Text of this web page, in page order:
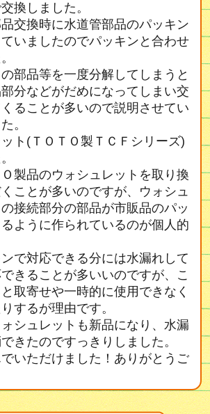
換しました。
品交換時に水道管部品のパッキン
いましたのでパッキンと合わせ
部品等を一度分解してしまうと
分などがだめになってしまい交
ることが多いので説明させてい
。
ト(ＴＯＴＯ製ＴＣＦシリーズ)
製品のウォシュレットを取り換
ことが多いのですが、ウォシュ
接続部分の部品が市販品のパッ
ように作られているのが個人的
で対応できる分には水漏れして
きることが多いいのですが、こ
取寄せや一時的に使用できなく
するが理由です。
シュレットも新品になり、水漏
きたのですっきりしました。
いただけました！ありがとうご